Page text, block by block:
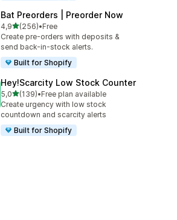
Bat Preorders | Preorder Now
4,95 yıldız üzerinden
(256)
toplam 256 değerlendirme
•Free
Create pre-orders with deposits &
send back-in-stock alerts.
Built for Shopify
Hey!Scarcity Low Stock Counter
5,05 yıldız üzerinden
(139)
toplam 139 değerlendirme
•Free plan available
Create urgency with low stock
countdown and scarcity alerts
Built for Shopify